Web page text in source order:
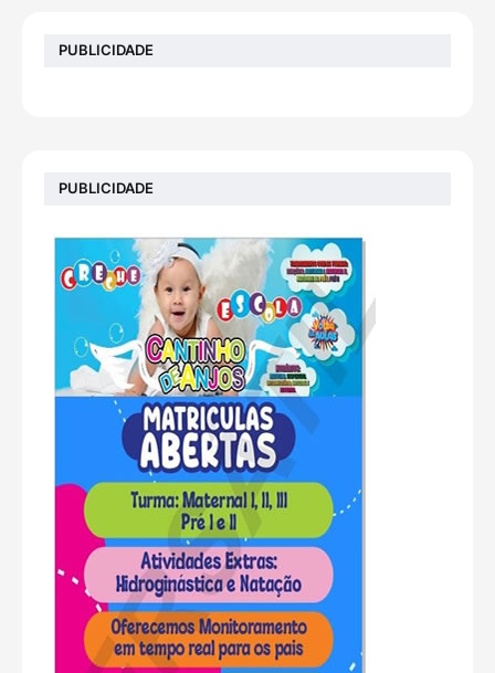
PUBLICIDADE
PUBLICIDADE